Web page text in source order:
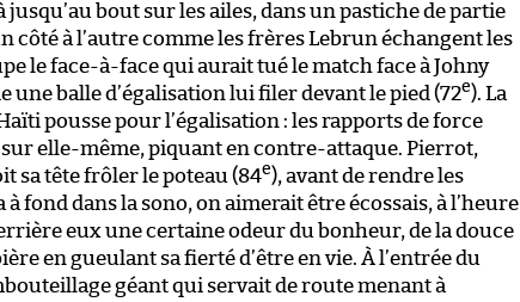
jusqu’au bout sur les ailes, dans un pastiche de partie
côté à l’autre comme les frères Lebrun échangent les
le face-à-face qui aurait tué le match face à Johny
une balle d’égalisation lui filer devant le pied (72e). La
pousse pour l’égalisation : les rapports de force
sur elle-même, piquant en contre-attaque. Pierrot,
sa tête frôler le poteau (84e), avant de rendre les
à fond dans la sono, on aimerait être écossais, à l’heure
eux une certaine odeur du bonheur, de la douce
en gueulant sa fierté d’être en vie. À l’entrée du
géant qui servait de route menant à